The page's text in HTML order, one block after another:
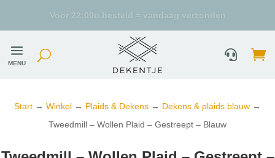
Uniek duurzaam assortiment
MENU
Start → Winkel → Plaids & Dekens → Dekens & plaids blauw →
Tweedmill – Wollen Plaid – Gestreept – Blauw